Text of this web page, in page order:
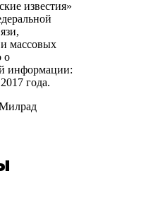
известия»
массовых
о
информации:
года.